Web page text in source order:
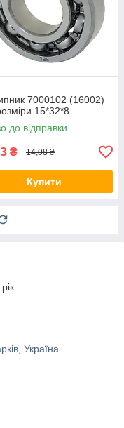
7000102 (16002)
15*32*8
до відправки
₴ 14,08 ₴
Купити
Україна